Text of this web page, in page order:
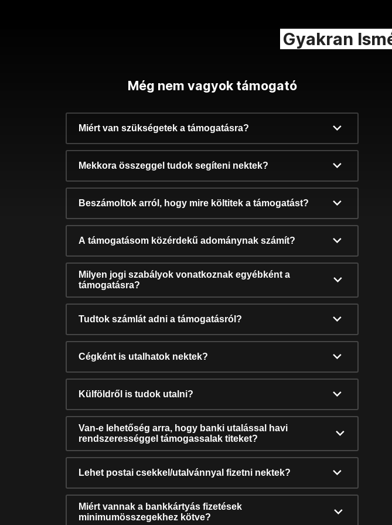
Gyakran
Még nem vagyok támogató
Miért van szükségetek a támogatásra?
Mekkora összeggel tudok segíteni nektek?
Beszámoltok arról, hogy mire költitek a támogatást?
A támogatásom közérdekű adománynak számít?
Milyen jogi szabályok vonatkoznak egyébként a
támogatásra?
Tudtok számlát adni a támogatásról?
Cégként is utalhatok nektek?
Külföldről is tudok utalni?
Van-e lehetőség arra, hogy banki utalással havi
rendszerességgel támogassalak titeket?
Lehet postai csekkel/utalvánnyal fizetni nektek?
Miért vannak a bankkártyás fizetések
minimumösszegekhez kötve?